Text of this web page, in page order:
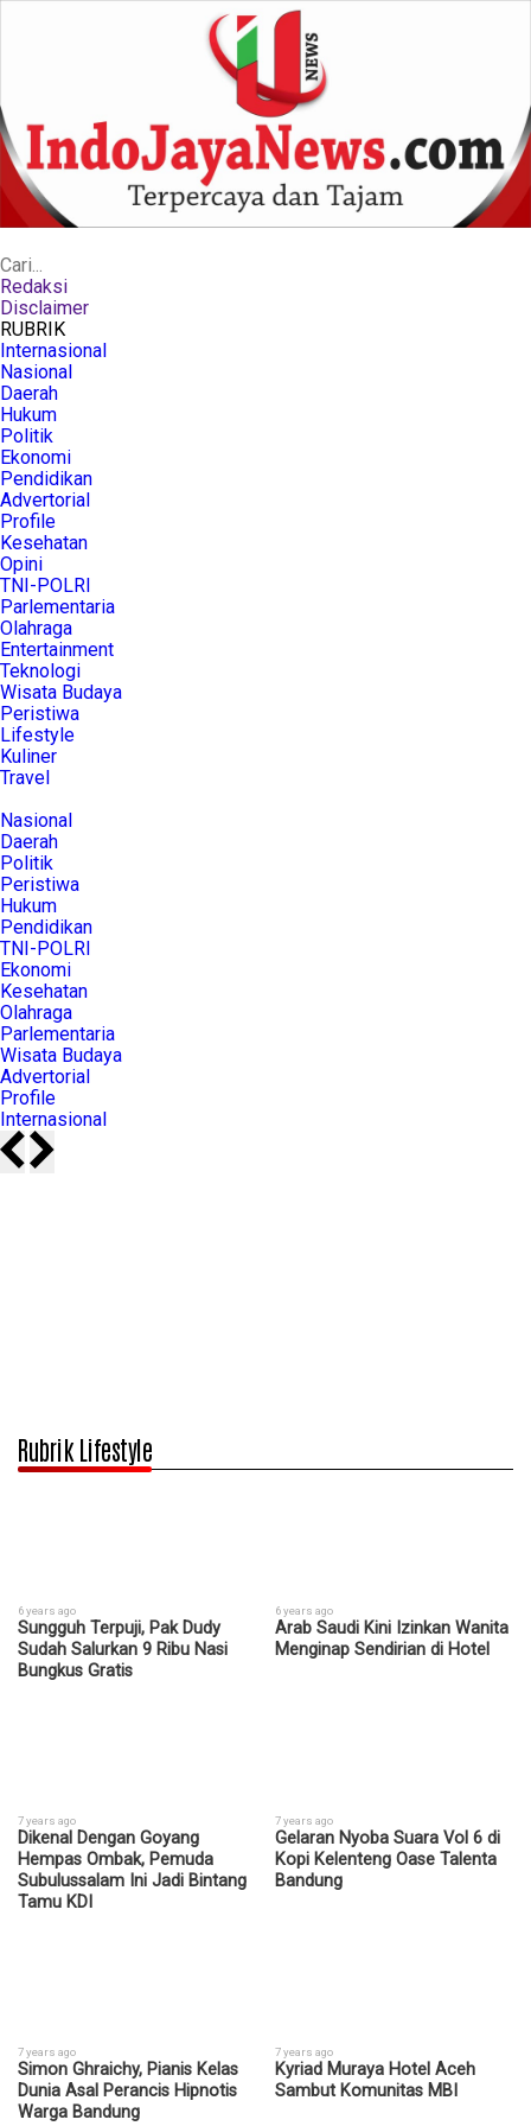
Redaksi
Disclaimer
RUBRIK
Internasional
Nasional
Daerah
Hukum
Politik
Ekonomi
Pendidikan
Advertorial
Profile
Kesehatan
Opini
TNI-POLRI
Parlementaria
Olahraga
Entertainment
Teknologi
Wisata Budaya
Peristiwa
Lifestyle
Kuliner
Travel
Nasional
Daerah
Politik
Peristiwa
Hukum
Pendidikan
TNI-POLRI
Ekonomi
Kesehatan
Olahraga
Parlementaria
Wisata Budaya
Advertorial
Profile
Internasional
Rubrik Lifestyle
6 years ago
Sungguh Terpuji, Pak Dudy
Sudah Salurkan 9 Ribu Nasi
Bungkus Gratis
6 years ago
Arab Saudi Kini Izinkan Wanita
Menginap Sendirian di Hotel
7 years ago
Dikenal Dengan Goyang
Hempas Ombak, Pemuda
Subulussalam Ini Jadi Bintang
Tamu KDI
7 years ago
Gelaran Nyoba Suara Vol 6 di
Kopi Kelenteng Oase Talenta
Bandung
7 years ago
Simon Ghraichy, Pianis Kelas
Dunia Asal Perancis Hipnotis
Warga Bandung
7 years ago
Kyriad Muraya Hotel Aceh
Sambut Komunitas MBI